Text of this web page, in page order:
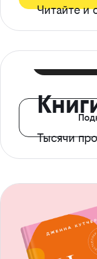
Читайте и
Тысячи
с